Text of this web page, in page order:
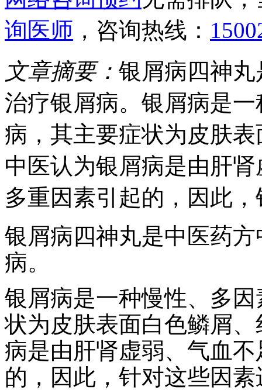
询医师 ，咨询热线：
文章摘要： 银屑病四神
治疗银屑病。银屑病是
病，其主要症状为皮肤
中医认为银屑病是由肝
多重因素引起的，因此
银屑病四神丸是中医药
病。
银屑病是一种慢性、多
状为皮肤表面白色鳞屑
病是由肝肾虚弱、气血
的，因此，针对这些因